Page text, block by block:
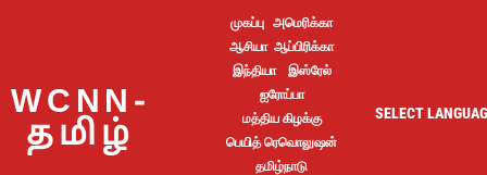
WCNN-
தமிழ்
முகப்பு அமெரிக்கா
ஆசியா ஆப்பிரிக்கா
இந்தியா
இஸ்ரேல்
ஐரோப்பா
மத்திய கிழக்கு
பெயித் ரெவொலுஷன்
தமிழ்நாடு
SELECT